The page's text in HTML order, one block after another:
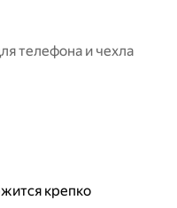
телефона и чехла
крепко